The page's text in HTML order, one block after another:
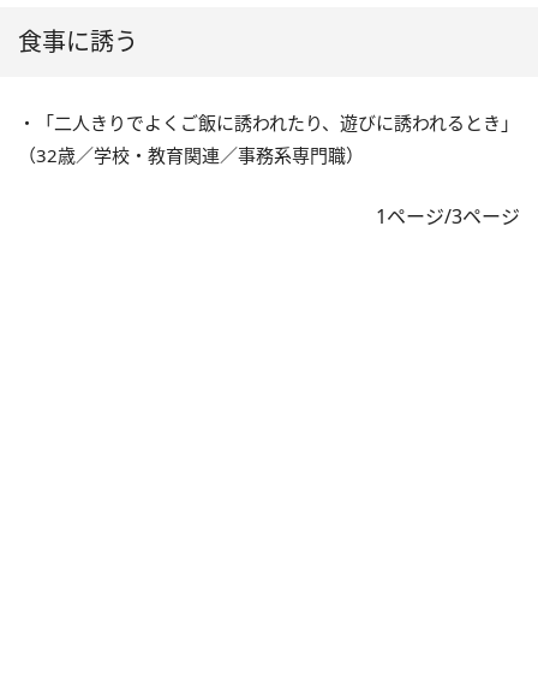
食事に誘う
・「二人きりでよくご飯に誘われたり、遊びに誘われるとき」
（32歳／学校・教育関連／事務系専門職）
1ページ/3ページ